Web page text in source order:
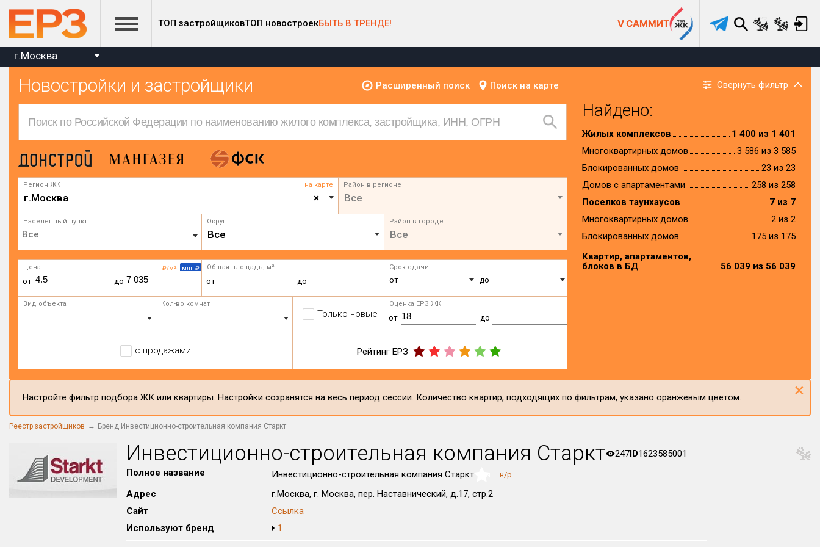
ТОП застройщиковТОП новостроекБЫТЬ В ТРЕНДЕ! V САММИТ
г.Москва
Новостройки и застройщики Расширенный поиск Поиск на карте Свернуть фильтр
Регион ЖК на карте
×
г.Москва
Район в регионе
Все
Населённый пункт Округ
Все
Район в городе
Все
₽/м² млн ₽
Цена
от до
Общая площадь, м²
от до
Срок сдачи
от до
Вид объекта Кол-во комнат
Только новые
Оценка ЕРЗ ЖК
от до
с продажами Рейтинг ЕРЗ
Найдено:
Жилых комплексов
1 400 из 1 401
Многоквартирных домов
3 586 из 3 585
Блокированных домов
23 из 23
Домов с апартаментами
258 из 258
Поселков таунхаусов
7 из 7
Многоквартирных домов
2 из 2
Блокированных домов
175 из 175
Квартир, апартаментов,
блоков в БД
56 039 из 56 039
Настройте фильтр подбора ЖК или квартиры. Настройки сохранятся на весь период сессии. Количество квартир, подходящих по фильтрам, указано оранжевым цветом. ×
Реестр застройщиков Бренд Инвестиционно-строительная компания Старкт
Инвестиционно-строительная компания Старкт 247ID1623585001
Полное название
Инвестиционно-строительная компания Старкт н/р
Адрес
г.Москва, г. Москва, пер. Наставнический, д.17, стр.2
Сайт
Ссылка
Используют бренд
1